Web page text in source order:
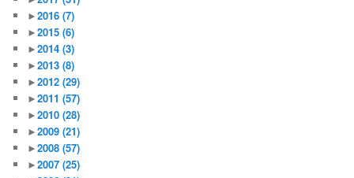
►2016(7)
►2015(6)
►2014(3)
►2013(8)
►2012(29)
►2011(57)
►2010(28)
►2009(21)
►2008(57)
►2007(25)